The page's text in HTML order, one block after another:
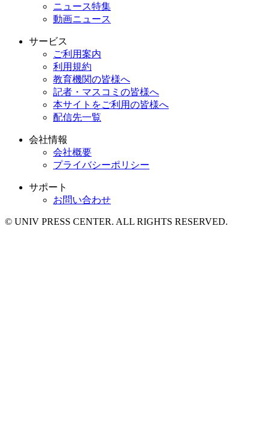
ニュース特集
動画ニュース
サービス
ご利用案内
利用規約
教育機関の皆様へ
記者・マスコミの皆様へ
本サイトをご利用の皆様へ
配信先一覧
会社情報
会社概要
プライバシーポリシー
サポート
お問い合わせ
© UNIV PRESS CENTER. ALL RIGHTS RESERVED.